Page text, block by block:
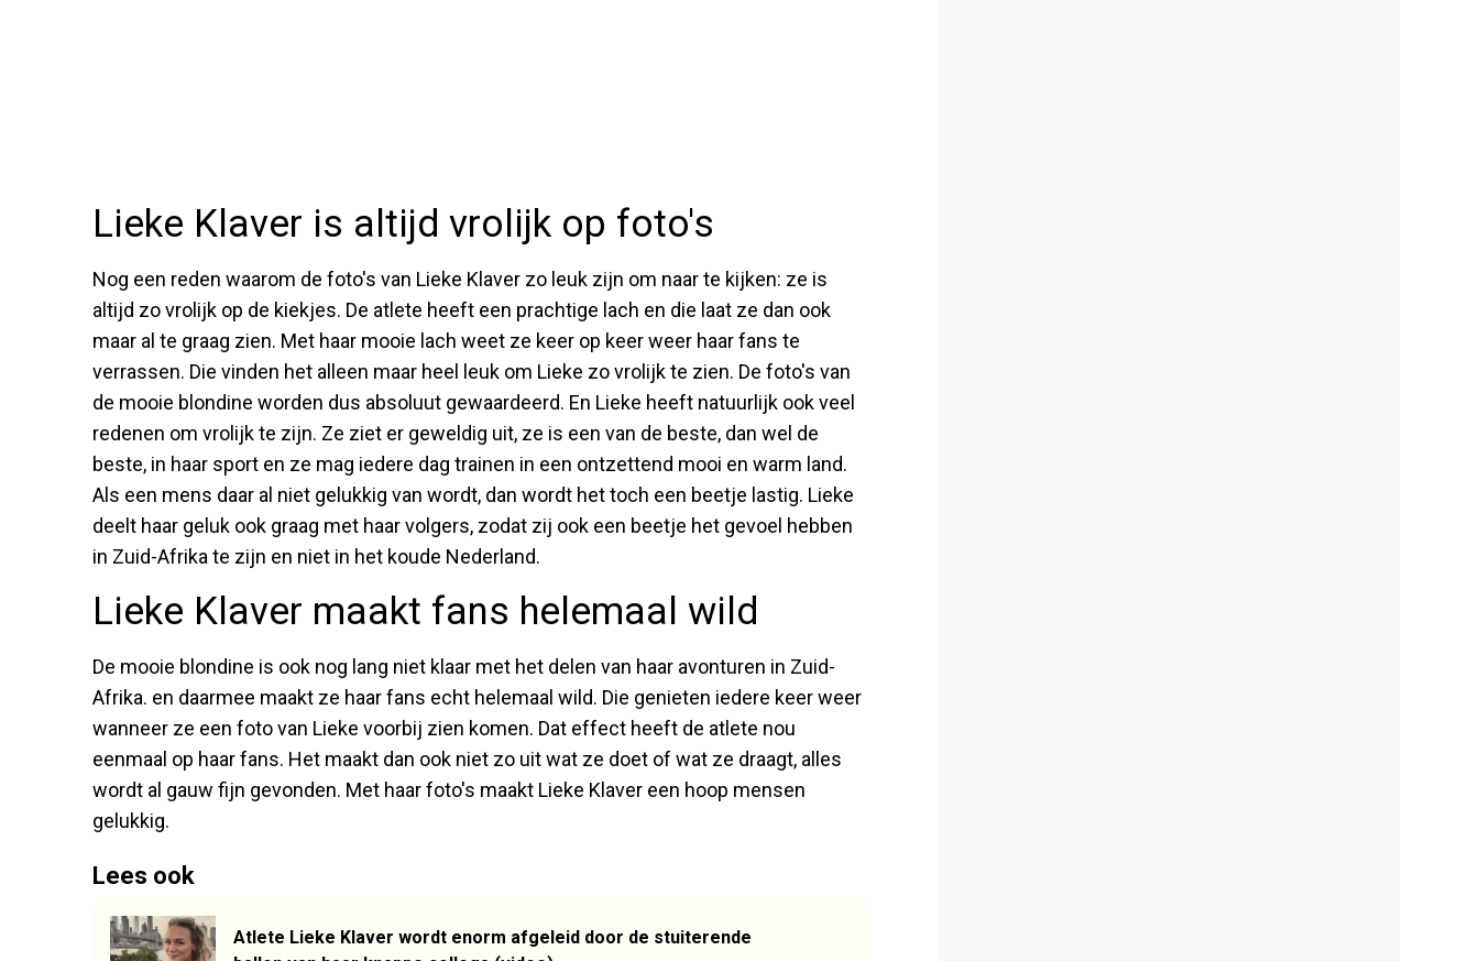
Lieke Klaver is altijd vrolijk op foto's
Nog een reden waarom de foto's van Lieke Klaver zo leuk zijn om naar te kijken: ze is
altijd zo vrolijk op de kiekjes. De atlete heeft een prachtige lach en die laat ze dan ook
maar al te graag zien. Met haar mooie lach weet ze keer op keer weer haar fans te
verrassen. Die vinden het alleen maar heel leuk om Lieke zo vrolijk te zien. De foto's van
de mooie blondine worden dus absoluut gewaardeerd. En Lieke heeft natuurlijk ook veel
redenen om vrolijk te zijn. Ze ziet er geweldig uit, ze is een van de beste, dan wel de
beste, in haar sport en ze mag iedere dag trainen in een ontzettend mooi en warm land.
Als een mens daar al niet gelukkig van wordt, dan wordt het toch een beetje lastig. Lieke
deelt haar geluk ook graag met haar volgers, zodat zij ook een beetje het gevoel hebben
in Zuid-Afrika te zijn en niet in het koude Nederland.
Lieke Klaver maakt fans helemaal wild
De mooie blondine is ook nog lang niet klaar met het delen van haar avonturen in Zuid-
Afrika. en daarmee maakt ze haar fans echt helemaal wild. Die genieten iedere keer weer
wanneer ze een foto van Lieke voorbij zien komen. Dat effect heeft de atlete nou
eenmaal op haar fans. Het maakt dan ook niet zo uit wat ze doet of wat ze draagt, alles
wordt al gauw fijn gevonden. Met haar foto's maakt Lieke Klaver een hoop mensen
gelukkig.
Lees ook
Atlete Lieke Klaver wordt enorm afgeleid door de stuiterende